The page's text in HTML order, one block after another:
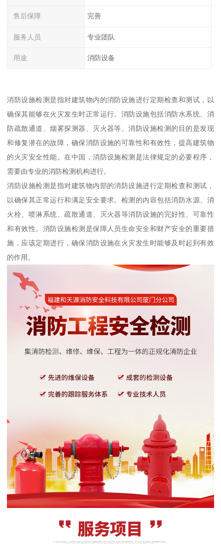
售后保障 完善
服务人员 专业团队
用途 消防设备
消防设施检测是指对建筑物内的消防设施进行定期检查和测试，以
确保其能够在火灾发生时正常运行。消防设施包括消防水系统、消
防疏散通道、烟雾探测器、灭火器等。消防设施检测的目的是发现
和修复潜在的故障，确保消防设施的可靠性和有效性，提高建筑物
的火灾安全性能。在中国，消防设施检测是法律规定的必要程序，
需要由专业的消防检测机构进行。
消防设施检测是指对建筑物内部的消防设施进行定期检查和测试，
以确保其正常运行和满足安全要求。检测的内容包括消防水源、消
火栓、喷淋系统、疏散通道、灭火器等消防设施的完好性、可靠性
和有效性。消防设施检测是保障人员生命安全和财产安全的重要措
施，应该定期进行，确保消防设施在火灾发生时能够及时起到有效
的作用。